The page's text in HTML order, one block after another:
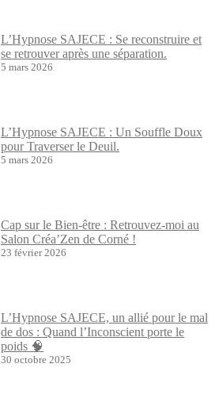
L’Hypnose SAJECE : Se reconstruire et
se retrouver après une séparation.
5 mars 2026
L’Hypnose SAJECE : Un Souffle Doux
pour Traverser le Deuil.
5 mars 2026
Cap sur le Bien-être : Retrouvez-moi au
Salon Créa’Zen de Corné !
23 février 2026
L’Hypnose SAJECE, un allié pour le mal
de dos : Quand l’Inconscient porte le
poids 🧠
30 octobre 2025